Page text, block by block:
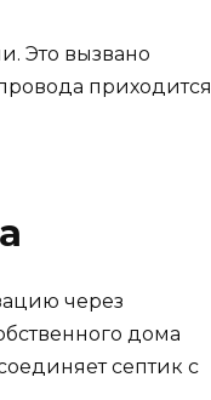
Это вызвано
приходится
через
дома
септик с